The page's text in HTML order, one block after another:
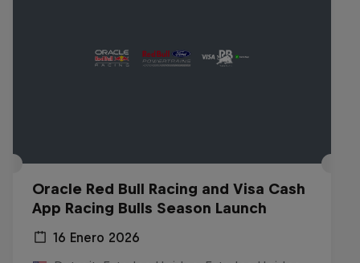
Oracle Red Bull Racing and Visa Cash
App Racing Bulls Season Launch
16 Enero 2026